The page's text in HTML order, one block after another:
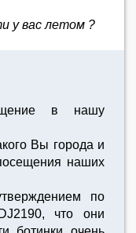
у вас летом ?
в нашу
Вы города и
наших
по
что они